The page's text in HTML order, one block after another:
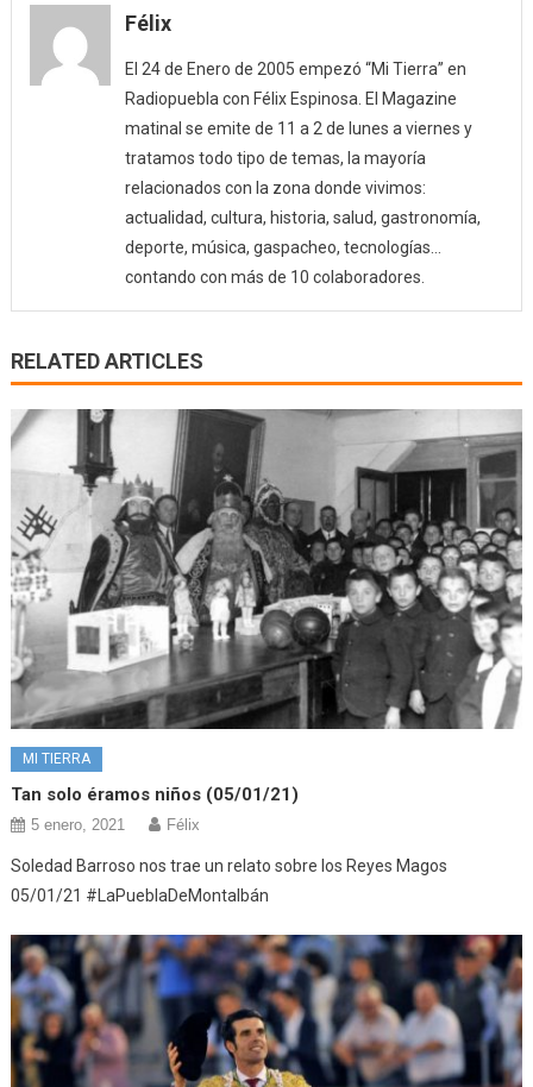
Félix
El 24 de Enero de 2005 empezó “Mi Tierra” en
Radiopuebla con Félix Espinosa. El Magazine
matinal se emite de 11 a 2 de lunes a viernes y
tratamos todo tipo de temas, la mayoría
relacionados con la zona donde vivimos:
actualidad, cultura, historia, salud, gastronomía,
deporte, música, gaspacheo, tecnologías…
contando con más de 10 colaboradores.
RELATED ARTICLES
MI TIERRA
Tan solo éramos niños (05/01/21)
5 enero, 2021 Félix
Soledad Barroso nos trae un relato sobre los Reyes Magos
05/01/21 #LaPueblaDeMontalbán